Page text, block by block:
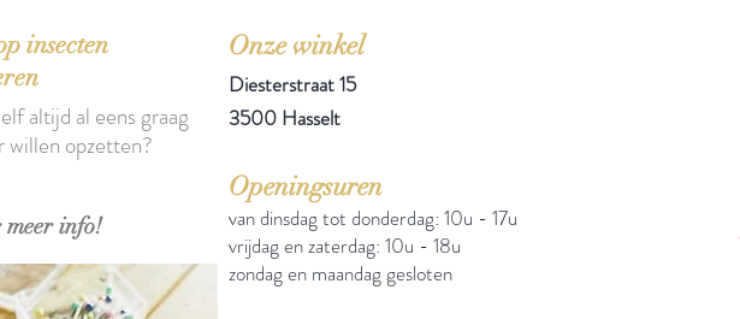
insecten
info!
altijd al eens graag
willen opzetten?
Onze winkel
Diesterstraat 15
3500 Hasselt
Openingsuren
van dinsdag tot donderdag: 10u - 17u
vrijdag en zaterdag: 10u - 18u
zondag en maandag gesloten